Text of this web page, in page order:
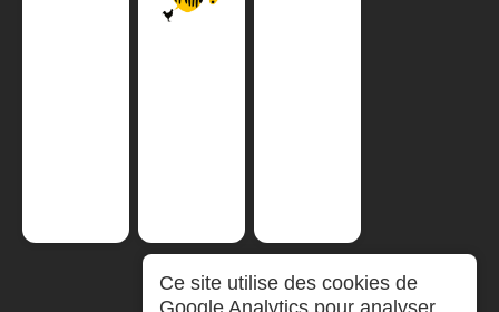
Ce site utilise des cookies de
Google Analytics pour analyser